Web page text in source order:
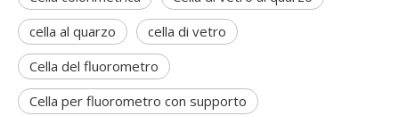
cella al quarzo
cella di vetro
Cella del fluorometro
Cella per fluorometro con supporto